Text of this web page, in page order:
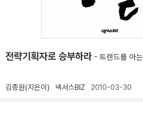
전략기획자로 승부하라 - 트렌드를 아
김종원(지은이) 넥서스BIZ 2010-03-30